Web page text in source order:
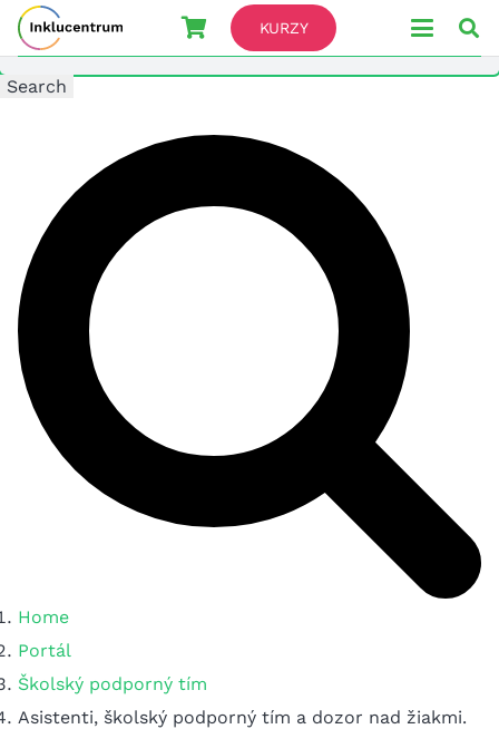
KURZY
Search For
Search
Home
Portál
Školský podporný tím
Asistenti, školský podporný tím a dozor nad žiakmi.